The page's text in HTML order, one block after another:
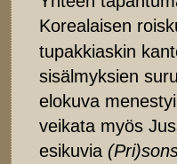
Korealaisen
tupakkiaskin
sisälmyksien
elokuva
veikata myös
esikuvia